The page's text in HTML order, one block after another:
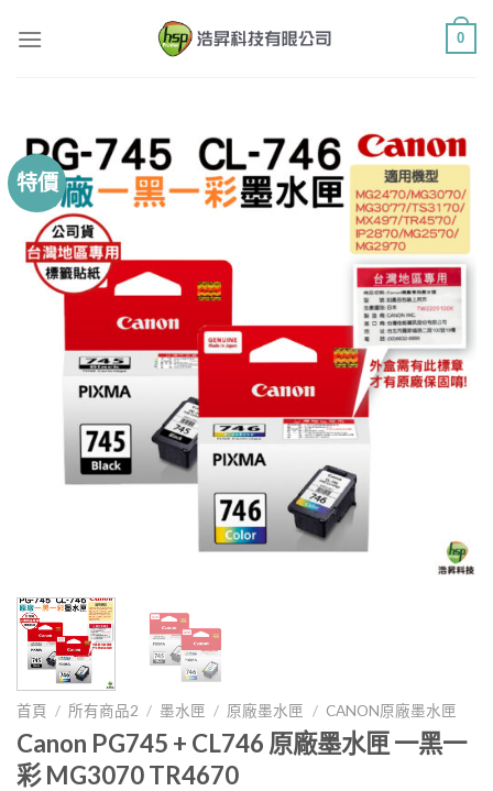
0
特價
首頁 / 所有商品2 / 墨水匣 / 原廠墨水匣 / CANON原廠墨水匣
Canon PG745 + CL746 原廠墨水匣 一黑一
彩 MG3070 TR4670